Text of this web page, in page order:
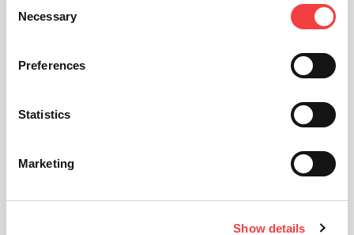
Selection
Necessary
Preferences
Statistics
Marketing
Show details